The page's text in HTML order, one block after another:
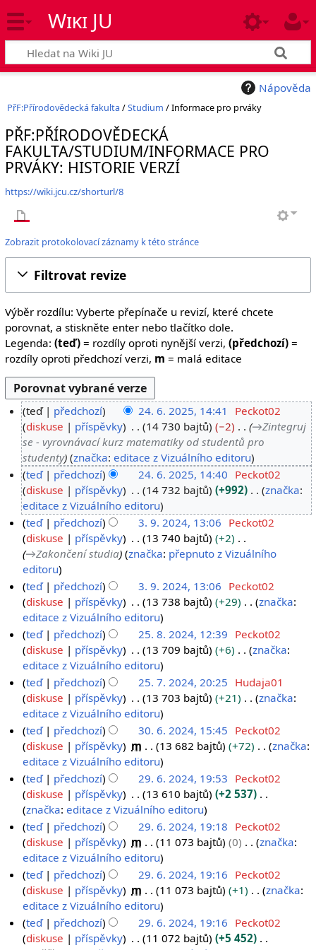
Wiki JU
Nápověda
PřF:Přírodovědecká fakulta /Studium / Informace pro prváky
PŘF:PŘÍRODOVĚDECKÁ
FAKULTA/STUDIUM/INFORMACE PRO
PRVÁKY: HISTORIE VERZÍ
https://wiki.jcu.cz/shorturl/8
Zobrazit protokolovací záznamy k této stránce
Filtrovat revize
Výběr rozdílu: Vyberte přepínače u revizí, které chcete
porovnat, a stiskněte enter nebo tlačítko dole.
Legenda: (teď)= rozdíly oproti nynější verzi, (předchozí)=
rozdíly oproti předchozí verzi, m = malá editace
6
0
teď předchozí 24. 6. 2025, 14:41
Peckot02
diskuse
příspěvky 14 730 bajtů −2 →Zintegruj
se - vyrovnávací kurz matematiky od studentů pro
studenty
značka:editace z Vizuálního editoru
teď
předchozí 24. 6. 2025, 14:40 Peckot02
diskuse
příspěvky 14 732 bajtů
+992
B
e
z
s
h
r
n
u
t
í
e
d
i
t
c
e
značka:
editace z Vizuálního editoru
2
teď předchozí 3. 9. 2024, 13:06 Peckot02
diskuse
příspěvky 13 740 bajtů
+2
→Zakončení studia značka: přepnuto z Vizuálního
editoru
teď
předchozí 3. 9. 2024, 13:06 Peckot02
diskuse
příspěvky 13 738 bajtů
+29
B
e
z
s
h
r
n
u
t
í
e
d
i
t
a
c
e
značka:
editace z Vizuálního editoru
2
4
teď předchozí 25. 8. 2024, 12:39 Peckot02
diskuse
příspěvky 13 709 bajtů
+6
B
e
z
s
h
r
n
u
t
í
e
d
i
a
c
e
značka:
editace z Vizuálního editoru
2
4
teď předchozí 25. 7. 2024, 20:25 Hudaja01
diskuse
příspěvky 13 703 bajtů
+21
B
e
z
s
h
r
n
u
t
í
e
d
i
a
c
značka:
editace z Vizuálního editoru
2
4
teď předchozí 30. 6. 2024, 15:45 Peckot02
diskuse
příspěvky m 13 682 bajtů
+72
B
e
z
s
h
r
n
u
t
í
e
d
značka:
editace z Vizuálního editoru
2
4
teď předchozí 29. 6. 2024, 19:53 Peckot02
diskuse
příspěvky 13 610 bajtů
+2 537
B
e
z
s
h
r
n
u
t
značka:editace z Vizuálního editoru
teď
předchozí 29. 6. 2024, 19:18 Peckot02
diskuse
příspěvky m 11 073 bajtů
0
B
e
z
s
h
r
značka:
editace z Vizuálního editoru
teď
předchozí 29. 6. 2024, 19:16 Peckot02
diskuse
příspěvky m 11 073 bajtů
+1
B
e
z
značka:
editace z Vizuálního editoru
teď
předchozí 29. 6. 2024, 19:16 Peckot02
diskuse
příspěvky 11 072 bajtů
+5 452